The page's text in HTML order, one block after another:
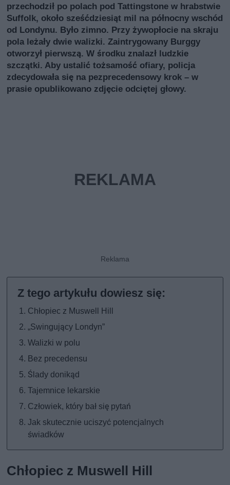
przechodził po polach pod Tattingstone w hrabstwie
Suffolk, około sześćdziesiąt mil na północny wschód
od Londynu. Było zimno. Przy żywopłocie na skraju
pola leżały dwie walizki. Zaintrygowany Burggy
otworzył pierwszą. W środku znalazł ludzkie
szczątki. Aby ustalić tożsamość ofiary, policja
zdecydowała się na pezprecedensowy krok – w
prasie opublikowano zdjęcie odciętej głowy.
Chłopiec z Muswell Hill
„Swingujący Londyn”
Walizki w polu
Bez precedensu
Ślady donikąd
Tajemnice lekarskie
Człowiek, który bał się pytań
Jak skutecznie uciszyć potencjalnych
świadków
Chłopiec z Muswell Hill